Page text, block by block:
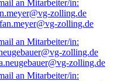
zolling.de
zolling.de